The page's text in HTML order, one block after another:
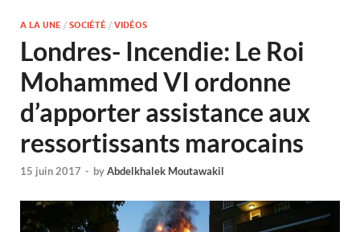
A LA UNE / SOCIÉTÉ / VIDÉOS
Londres- Incendie: Le Roi
Mohammed VI ordonne
d’apporter assistance aux
ressortissants marocains
15 juin 2017 - byAbdelkhalek Moutawakil